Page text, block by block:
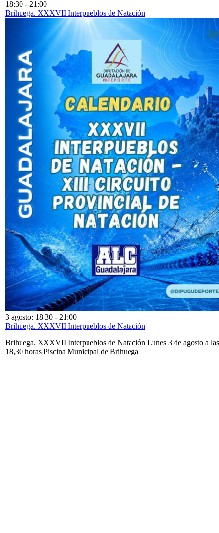
18:30 - 21:00
Brihuega. XXXVII Interpueblos de Natación
3 agosto: 18:30 - 21:00
Brihuega. XXXVII Interpueblos de Natación
Brihuega. XXXVII Interpueblos de Natación Lunes 3 de agosto a las
18,30 horas Piscina Municipal de Brihuega